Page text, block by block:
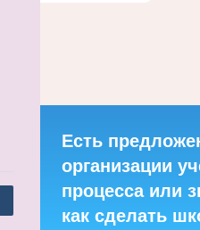
Есть
организации
процесса или
как сделать